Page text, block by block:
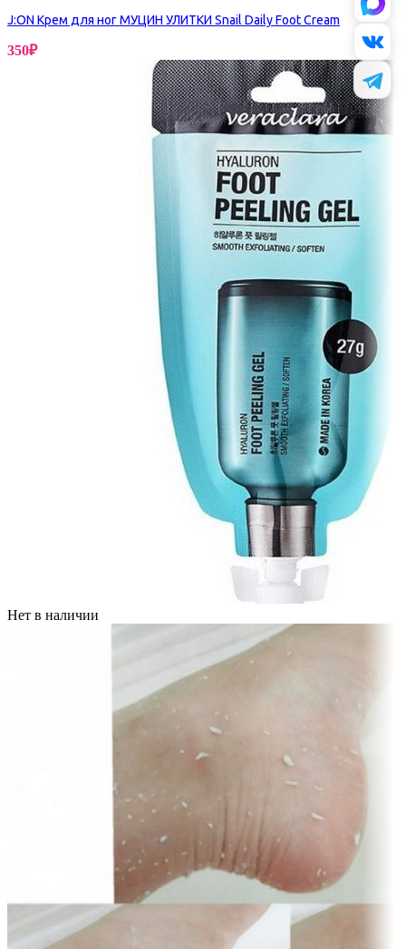
J:ON Крем для ног МУЦИН УЛИТКИ Snail Daily Foot Cream
350₽
Нет в наличии